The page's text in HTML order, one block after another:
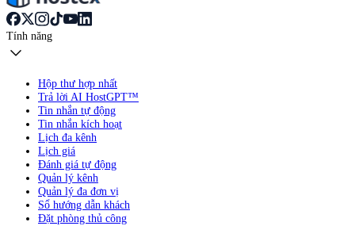
Tính năng
Hộp thư hợp nhất
Trả lời AI HostGPT™
Tin nhắn tự động
Tin nhắn kích hoạt
Lịch đa kênh
Lịch giá
Đánh giá tự động
Quản lý kênh
Quản lý đa đơn vị
Sổ hướng dẫn khách
Đặt phòng thủ công